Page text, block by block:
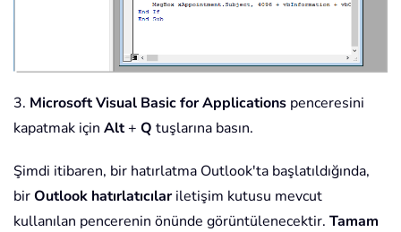
3. Microsoft Visual Basic for Applications penceresini
kapatmak için Alt+ Q tuşlarına basın.
Şimdi itibaren, bir hatırlatma Outlook'ta başlatıldığında,
birOutlook hatırlatıcılariletişim kutusu mevcut
kullanılan pencerenin önünde görüntülenecektir. Tamam